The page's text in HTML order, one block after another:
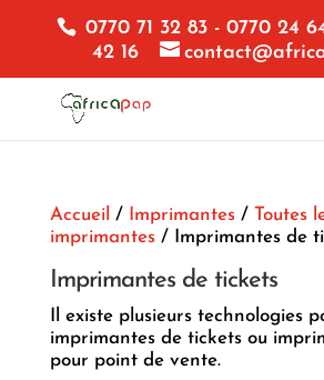
0770 71 32 83 - 0770 24
42 16
Accueil / Imprimantes/ Toutes
imprimantes/ Imprimantes de
Imprimantes de tickets
Il existe plusieurs technologies
imprimantes de tickets ou
pour point de vente.